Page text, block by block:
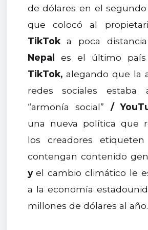
de dólares en el
que colocó al
TikToka poca
Nepal es el último
TikTok,alegando que la
redes sociales estaba
“armonía social” /
una nueva política que
los creadores
contengan contenido
yel cambio climático le
a la economía
millones de dólares al año.